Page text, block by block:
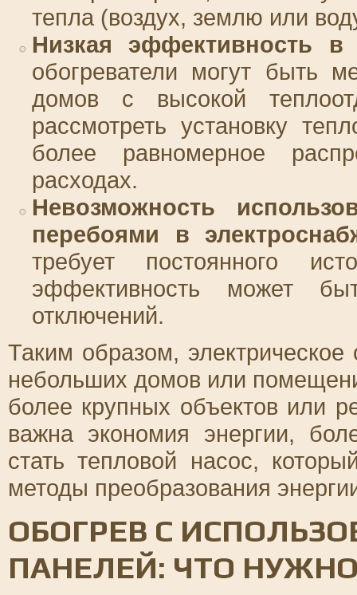
тепла (воздух, землю или
Низкая эффективность
обогреватели могут быть
домов с высокой
рассмотреть установку
более равномерное
расходах.
Невозможность
перебоями в
требует постоянного
эффективность может
отключений.
Таким образом,
небольших домов или
более крупных объектов или
важна экономия энергии,
стать тепловой насос,
методы преобразования
ОБОГРЕВ С
ПАНЕЛЕЙ: ЧТО